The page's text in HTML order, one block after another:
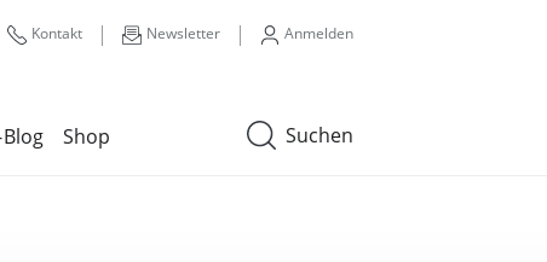
Suchen
Blog Shop
Kontakt | Newsletter | Anmelden